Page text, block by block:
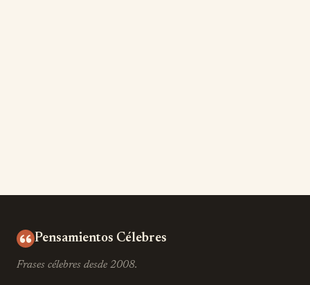
Pensamientos Célebres
Frases célebres desde 2008.